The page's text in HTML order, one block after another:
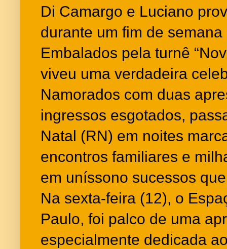
Di Camargo e Luciano
durante um fim de
Embalados pela turnê
viveu uma verdadeira
Namorados com duas
ingressos esgotados,
Natal (RN) em noites
encontros familiares e
em uníssono sucessos
Na sexta-feira (12), o
Paulo, foi palco de uma
especialmente dedicada